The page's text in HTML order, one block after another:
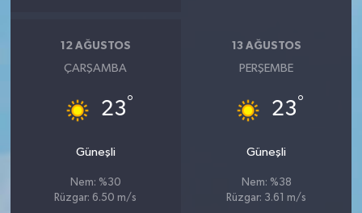
12 AĞUSTOS
ÇARŞAMBA
23°
Güneşli
Nem: %30
Rüzgar: 6.50 m/s
13 AĞUSTOS
PERŞEMBE
23°
Güneşli
Nem: %38
Rüzgar: 3.61 m/s